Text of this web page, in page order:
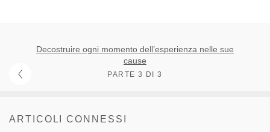
Decostruire ogni momento dell’esperienza nelle sue
cause
PARTE 3 DI 3
ARTICOLI CONNESSI